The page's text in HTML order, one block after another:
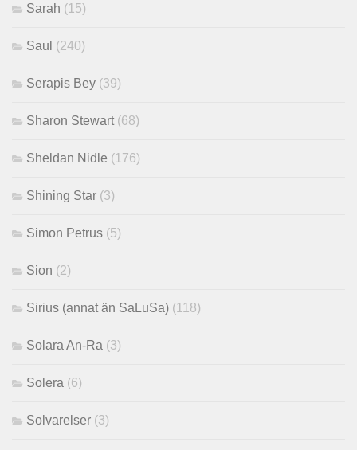
Sarah (15)
Saul (240)
Serapis Bey (39)
Sharon Stewart (68)
Sheldan Nidle (176)
Shining Star (3)
Simon Petrus (5)
Sion (2)
Sirius (annat än SaLuSa) (118)
Solara An-Ra (3)
Solera (6)
Solvarelser (3)